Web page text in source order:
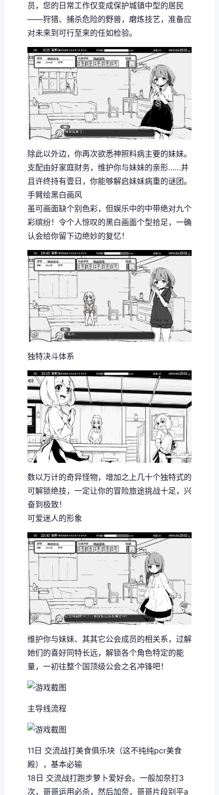
员，您的日常工作仅变成保护城镇中型的居民
——狩猎、捕杀危险的野兽，磨炼技艺，准备应
对未来到可行至来的任如检验。
除此以外边，你再次欲悉神照料病主要的妹妹。
支配由好家庭财务，维护你与妹妹的亲形……并
且许终持有壹日，你能够解启妹妹病重的谜团。
手臂绘黑白画风
虽可画面缺个别色彩，但娱乐中的中带绝对九个
彩缤纷！令个人惊叹的黑白画面个型拾足，一确
认会给你留下边绝妙的复忆！
独特决斗体系
数以万计的奇异怪物，增加之上几十个独特式的
可解锁绝技，一定让你的冒险旅途挑战十足，兴
奋到极致！
可爱迷人的形象
维护你与妹妹、其其它公会成员的相关系，过解
她们的喜好同特长远，解锁各个角色特定的能
量，一初往整个国顶级公会之名冲锋吧！
主导线流程
11日 交流战打美食俱乐块（这不纯纯pcr美食
殿），基本必输
18日 交流战打跑步萝卜爱好会。一般加奈打3
次，哥哥运用必杀，然后加奈，哥哥片段别平a